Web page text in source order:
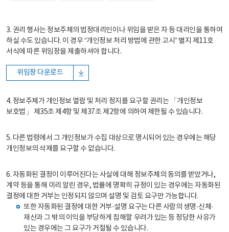
3. 권리 행사는 정보주체의 법정대리인이나 위임을 받은 자 등 대리인을 통하여
하실 수도 있습니다. 이 경우 “개인정보 처리 방법에 관한 고시” 별지 제11호
서식에 따른 위임장을 제출하셔야 합니다.
위임장 다운로드
4. 정보주체가 개인정보 열람 및 처리 정지를 요구할 권리는 「개인정보
보호법」 제35조 제4항 및 제37조 제2항에 의하여 제한될 수 있습니다.
5. 다른 법령에서 그 개인정보가 수집 대상으로 명시되어 있는 경우에는 해당
개인정보의 삭제를 요구할 수 없습니다.
6. 자동화된 결정이 이루어진다는 사실에 대해 정보주체의 동의를 받았거나,
계약 등을 통해 미리 알린 경우, 법률에 명확히 규정이 있는 경우에는 자동화된
결정에 대한 거부는 인정되지 않으며 설명 및 검토 요구만 가능합니다.
또한 자동화된 결정에 대한 거부·설명 요구는 다른 사람의 생명·신체·
재산과 그 밖의 이익을 부당하게 침해할 우려가 있는 등 정당한 사유가
있는 경우에는 그 요구가 거절될 수 있습니다.